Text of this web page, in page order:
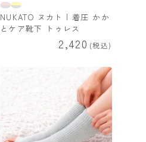
NUKATO ヌカト | 着圧 かか
とケア靴下 トゥレス
2,420 税込